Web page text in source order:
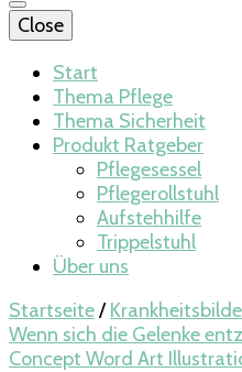
Close
Start
Thema Pflege
Thema Sicherheit
Produkt Ratgeber
Pflegesessel
Pflegerollstuhl
Aufstehhilfe
Trippelstuhl
Über uns
Startseite/
Wenn sich die Gelenke
Concept Word Art